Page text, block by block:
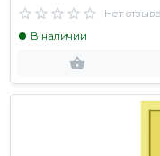
Нет
В наличии